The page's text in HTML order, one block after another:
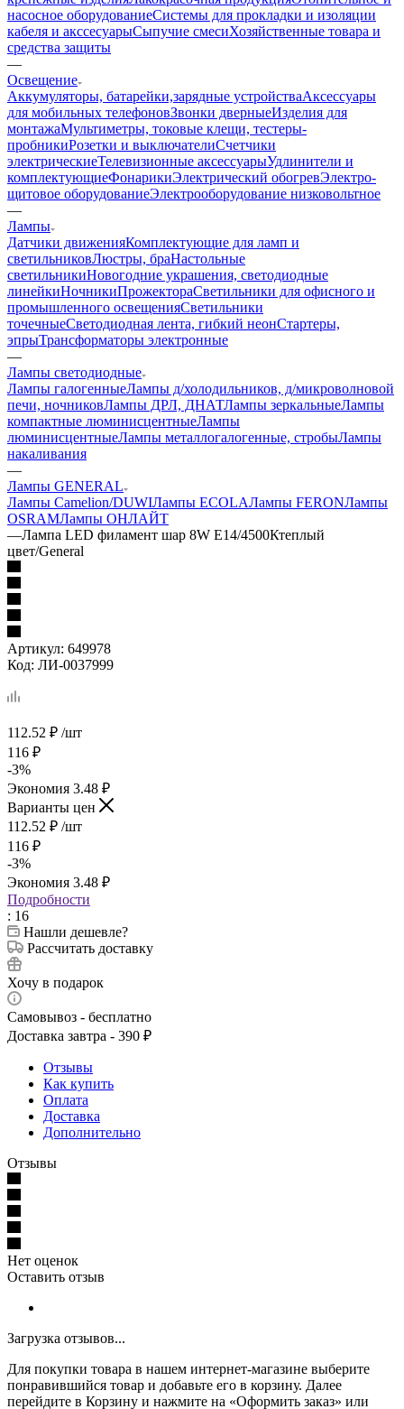
насосное оборудованиеСистемы для прокладки и изоляции
кабеля и акссесуарыСыпучие смесиХозяйственные товара и
средства защиты
—
Освещение
Аккумуляторы, батарейки,зарядные устройстваАксессуары
для мобильных телефоновЗвонки дверныеИзделия для
монтажаМультиметры, токовые клещи, тестеры-
пробникиРозетки и выключателиСчетчики
электрическиеТелевизионные аксессуарыУдлинители и
комплектующиеФонарикиЭлектрический обогревЭлектро-
щитовое оборудованиеЭлектрооборудование низковольтное
—
Лампы
Датчики движенияКомплектующие для ламп и
светильниковЛюстры, браНастольные
светильникиНовогодние украшения, светодиодные
линейкиНочникиПрожектораСветильники для офисного и
промышленного освещенияСветильники
точечныеСветодиодная лента, гибкий неонСтартеры,
эпрыТрансформаторы электронные
—
Лампы светодиодные
Лампы галогенныеЛампы д/холодильников, д/микроволновой
печи, ночниковЛампы ДРЛ, ДНАТЛампы зеркальныеЛампы
компактные люминисцентныеЛампы
люминисцентныеЛампы металлогалогенные, стробыЛампы
накаливания
—
Лампы GENERAL
Лампы Camelion/DUWIЛампы ECOLAЛампы FERONЛампы
OSRAMЛампы ОНЛАЙТ
—Лампа LED филамент шар 8W Е14/4500Ктеплый
цвет/General
Артикул: 649978
Код: ЛИ-0037999
112.52 ₽ /шт
116 ₽
-3%
Экономия 3.48 ₽
Варианты цен
112.52 ₽ /шт
116 ₽
-3%
Экономия 3.48 ₽
Подробности
: 16
Нашли дешевле?
Рассчитать доставку
Хочу в подарок
Самовывоз - бесплатно
Доставка завтра - 390 ₽
Отзывы
Как купить
Оплата
Доставка
Дополнительно
Отзывы
Нет оценок
Оставить отзыв
Загрузка отзывов...
Для покупки товара в нашем интернет-магазине выберите
понравившийся товар и добавьте его в корзину. Далее
перейдите в Корзину и нажмите на «Оформить заказ» или